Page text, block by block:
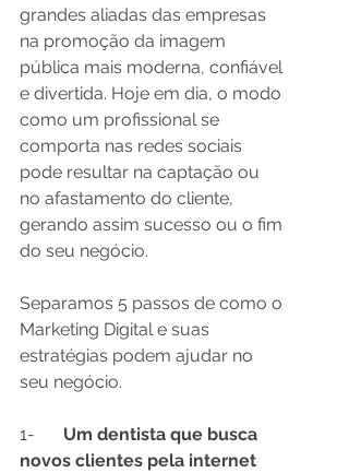
grandes aliadas das empresas
na promoção da imagem
pública mais moderna, confiável
e divertida. Hoje em dia, o modo
como um profissional se
comporta nas redes sociais
pode resultar na captação ou
no afastamento do cliente,
gerando assim sucesso ou o fim
do seu negócio.
Separamos 5 passos de como o
Marketing Digital e suas
estratégias podem ajudar no
seu negócio.
Um dentista que busca
novos clientes pela internet